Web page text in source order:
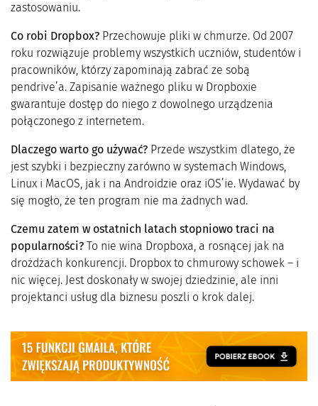
zastosowaniu.
Co robi Dropbox? Przechowuje pliki w chmurze. Od 2007
roku rozwiązuje problemy wszystkich uczniów, studentów i
pracowników, którzy zapominają zabrać ze sobą
pendrive’a. Zapisanie ważnego pliku w Dropboxie
gwarantuje dostęp do niego z dowolnego urządzenia
połączonego z internetem.
Dlaczego warto go używać? Przede wszystkim dlatego, że
jest szybki i bezpieczny zarówno w systemach Windows,
Linux i MacOS, jak i na Androidzie oraz iOS’ie. Wydawać by
się mogło, że ten program nie ma żadnych wad.
Czemu zatem w ostatnich latach stopniowo traci na
popularności? To nie wina Dropboxa, a rosnącej jak na
drożdżach konkurencji. Dropbox to chmurowy schowek – i
nic więcej. Jest doskonały w swojej dziedzinie, ale inni
projektanci usług dla biznesu poszli o krok dalej.